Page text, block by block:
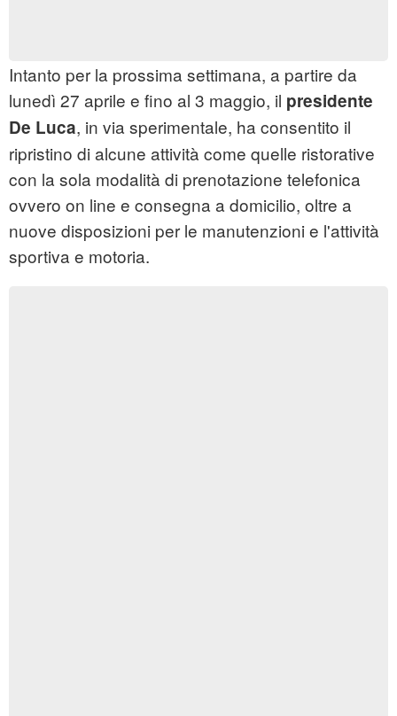
Intanto per la prossima settimana, a partire da
lunedì 27 aprile e fino al 3 maggio, il presidente
De Luca, in via sperimentale, ha consentito il
ripristino di alcune attività come quelle ristorative
con la sola modalità di prenotazione telefonica
ovvero on line e consegna a domicilio, oltre a
nuove disposizioni per le manutenzioni e l'attività
sportiva e motoria.